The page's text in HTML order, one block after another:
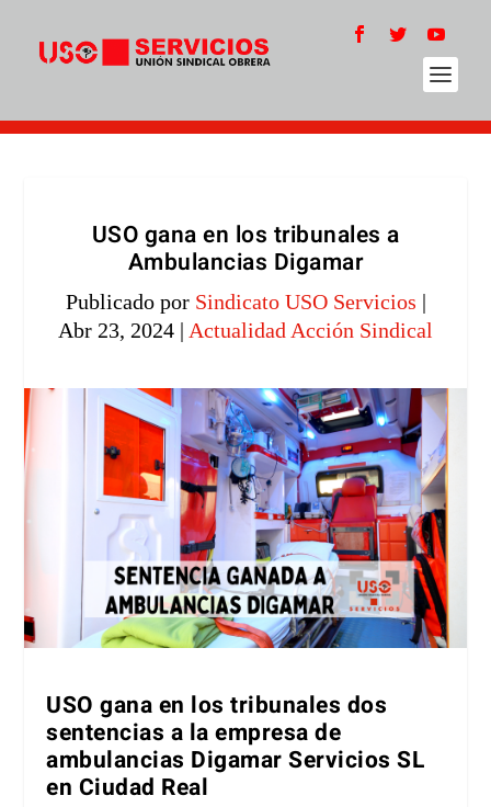
USO gana en los tribunales a
Ambulancias Digamar
Publicado por Sindicato USO Servicios |
Abr 23, 2024 | Actualidad Acción Sindical
USO gana en los tribunales dos
sentencias a la empresa de
ambulancias Digamar Servicios SL
en Ciudad Real